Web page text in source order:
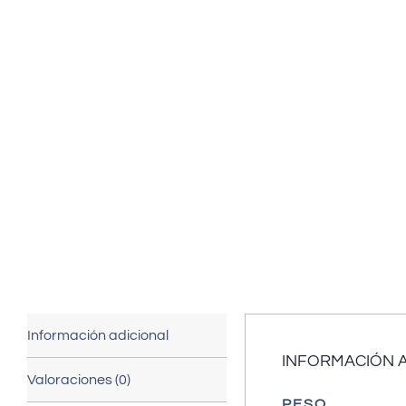
Información adicional
Valoraciones (0)
INFORMACIÓN